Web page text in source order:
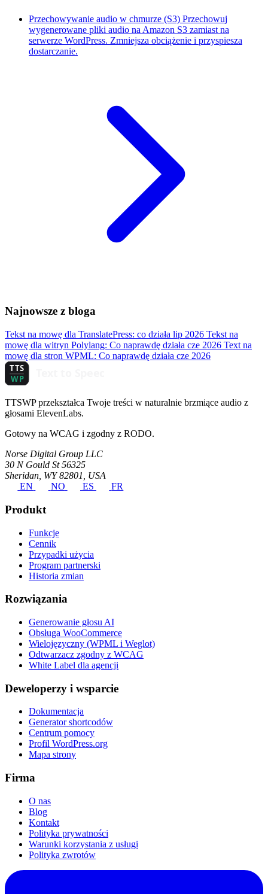
Przechowywanie audio w chmurze (S3) Przechowuj
wygenerowane pliki audio na Amazon S3 zamiast na
serwerze WordPress. Zmniejsza obciążenie i przyspiesza
dostarczanie.
Najnowsze z bloga
Tekst na mowę dla TranslatePress: co działa lip 2026 Tekst na
mowę dla witryn Polylang: Co naprawdę działa cze 2026 Text na
mowę dla stron WPML: Co naprawdę działa cze 2026
TTSWP przekształca Twoje treści w naturalnie brzmiące audio z
głosami ElevenLabs.
Gotowy na WCAG i zgodny z RODO.
Norse Digital Group LLC
30 N Gould St 56325
Sheridan, WY 82801, USA
EN
NO ES FR
Produkt
Funkcje
Cennik
Przypadki użycia
Program partnerski
Historia zmian
Rozwiązania
Generowanie głosu AI
Obsługa WooCommerce
Wielojęzyczny (WPML i Weglot)
Odtwarzacz zgodny z WCAG
White Label dla agencji
Deweloperzy i wsparcie
Dokumentacja
Generator shortcodów
Centrum pomocy
Profil WordPress.org
Mapa strony
Firma
O nas
Blog
Kontakt
Polityka prywatności
Warunki korzystania z usługi
Polityka zwrotów